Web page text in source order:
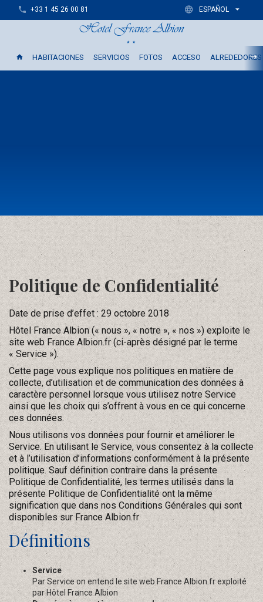
HABITACIONES SERVICIOS FOTOS ACCESO ALREDEDORES
+33 1 45 26 00 81 ESPAÑOL
Politique de Confidentialité
Date de prise d’effet : 29 octobre 2018
Hôtel France Albion (« nous », « notre », « nos ») exploite le
site web France Albion.fr (ci-après désigné par le terme
« Service »).
Cette page vous explique nos politiques en matière de
collecte, d’utilisation et de communication des données à
caractère personnel lorsque vous utilisez notre Service
ainsi que les choix qui s’offrent à vous en ce qui concerne
ces données.
Nous utilisons vos données pour fournir et améliorer le
Service. En utilisant le Service, vous consentez à la collecte
et à l’utilisation d’informations conformément à la présente
politique. Sauf définition contraire dans la présente
Politique de Confidentialité, les termes utilisés dans la
présente Politique de Confidentialité ont la même
signification que dans nos Conditions Générales qui sont
disponibles sur France Albion.fr
Définitions
Service
Par Service on entend le site web France Albion.fr exploité
par Hôtel France Albion